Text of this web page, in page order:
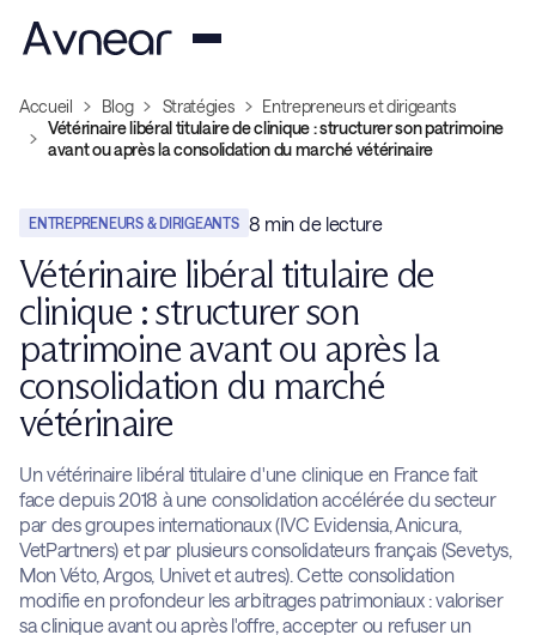
Accueil Blog Stratégies
Entrepreneurs et dirigeants
Vétérinaire libéral titulaire de clinique : structurer son patrimoine
avant ou après la consolidation du marché vétérinaire
ENTREPRENEURS & DIRIGEANTS 8 min de lecture
Vétérinaire libéral titulaire de
clinique : structurer son
patrimoine avant ou après la
consolidation du marché
vétérinaire
Un vétérinaire libéral titulaire d'une clinique en France fait
face depuis 2018 à une consolidation accélérée du secteur
par des groupes internationaux (IVC Evidensia, Anicura,
VetPartners) et par plusieurs consolidateurs français (Sevetys,
Mon Véto, Argos, Univet et autres). Cette consolidation
modifie en profondeur les arbitrages patrimoniaux : valoriser
sa clinique avant ou après l'offre, accepter ou refuser un